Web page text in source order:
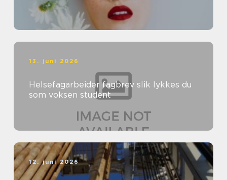
13. juni 2026
Helsefagarbeider fagbrev slik lykkes du
som voksen student
12. juni 2026